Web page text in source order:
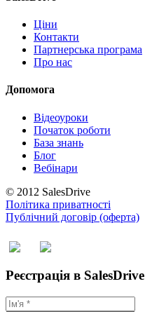
Ціни
Контакти
Партнерська програма
Про нас
Допомога
Відеоуроки
Початок роботи
База знань
Блог
Вебінари
© 2012 SalesDrive
Політика приватності
Публічний договір (оферта)
Реєстрація в SalesDrive